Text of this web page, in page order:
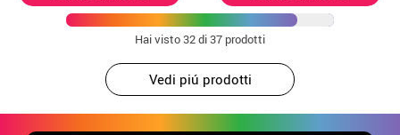
Hai visto32di 37 prodotti
Vedi piú prodotti